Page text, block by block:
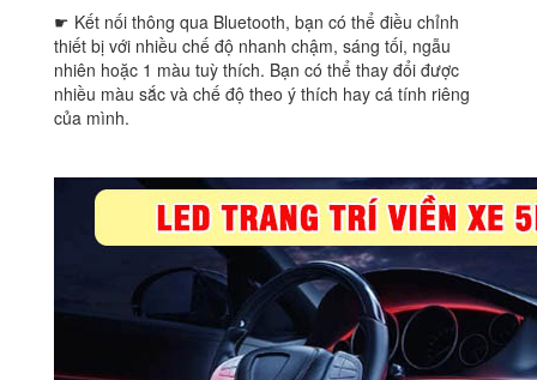
☛ Kết nối thông qua Bluetooth, bạn có thể điều chỉnh
thiết bị với nhiều chế độ nhanh chậm, sáng tối, ngẫu
nhiên hoặc 1 màu tuỳ thích. Bạn có thể thay đổi được
nhiều màu sắc và chế độ theo ý thích hay cá tính riêng
của mình.